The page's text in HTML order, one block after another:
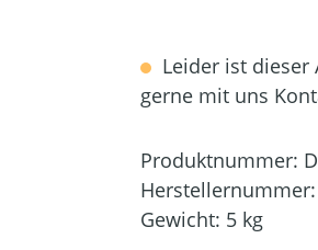
Leider ist dieser
gerne mit uns
Produktnummer:
Herstellernummer:
Gewicht: 5 kg